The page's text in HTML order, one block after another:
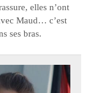
elles n’ont
Maud… c’est
ses bras.